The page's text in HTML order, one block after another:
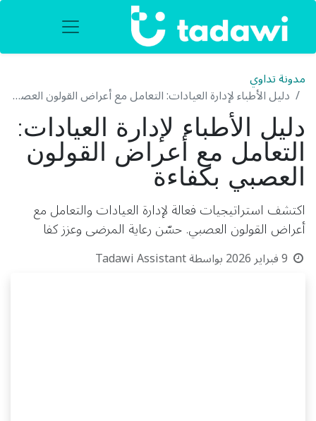
مدونة تداوي
دليل الأطباء لإدارة العيادات: التعامل مع أعراض القولون العصبي بكفاءة
دليل الأطباء لإدارة العيادات:
التعامل مع أعراض القولون
العصبي بكفاءة
اكتشف استراتيجيات فعالة لإدارة العيادات والتعامل مع
أعراض القولون العصبي. حسّن رعاية المرضى وعزز كفا
9 فبراير 2026 بواسطةTadawi Assistant